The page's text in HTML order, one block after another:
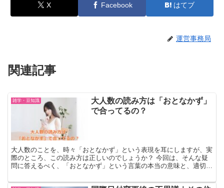
X Facebook はてブ
運営事務局
関連記事
雑学・豆知識
大人数の読み方は「おとなかず」
で合ってるの？
大人数のことを、時々「おとなかず」という表現を耳にしますが、実
際のところ、この読み方は正しいのでしょうか？ 今回は、そんな疑
問に答えるべく、「おとなかず」という言葉の本当の意味と、適切な